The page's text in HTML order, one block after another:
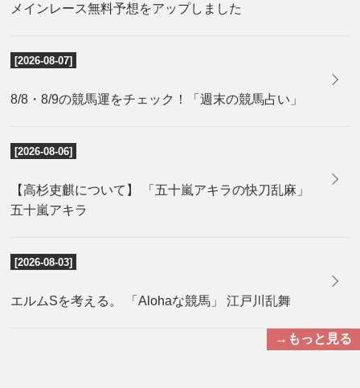
メインレース無料予想をアップしました
[2026-08-07]
8/8・8/9の競馬運をチェック！「週末の競馬占い」
[2026-08-06]
【高杉吏麒について】 「五十嵐アキラの快刀乱麻」
五十嵐アキラ
[2026-08-03]
エルムSを考える。 「Alohaな競馬」 江戸川乱舞
→もっと見る